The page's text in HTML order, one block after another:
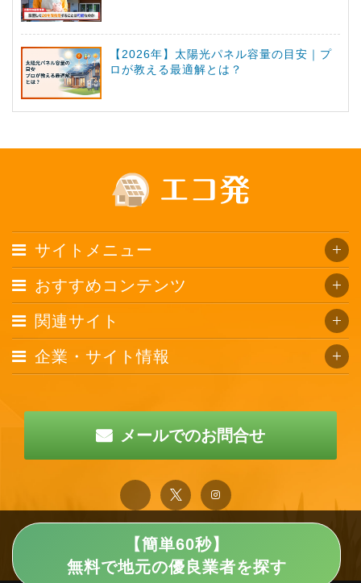
【2026年】太陽光パネル容量の目安｜プ
ロが教える最適解とは？
【簡単60秒】
無料で地元の優良業者を探す
サイトメニュー
おすすめコンテンツ
関連サイト
企業・サイト情報
メールでのお問合せ